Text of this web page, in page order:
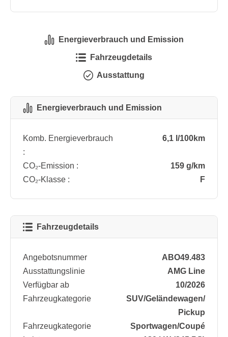
Energieverbrauch und Emission
Fahrzeugdetails
Ausstattung
Energieverbrauch und Emission
Komb. Energieverbrauch
:
6,1 l/100km
CO₂-Emission :
159 g/km
CO₂-Klasse :
F
Fahrzeugdetails
Angebotsnummer
ABO49.483
Ausstattungslinie
AMG Line
Verfügbar ab
10/2026
Fahrzeugkategorie
SUV/​Geländewagen/​
Pickup
Fahrzeugkategorie
Sportwagen/​Coupé